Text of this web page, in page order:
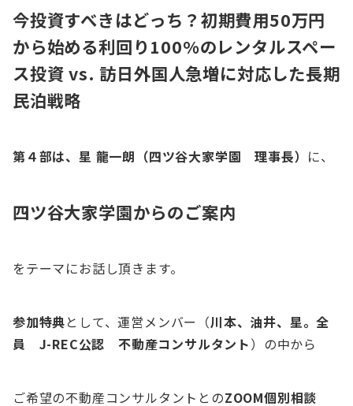
今投資すべきはどっち？初期費用50万円
から始める利回り100%のレンタルスペー
ス投資 vs. 訪日外国人急増に対応した長期
民泊戦略
第４部は、星 龍一朗（四ツ谷大家学園 理事長） に、
四ツ谷大家学園からのご案内
をテーマにお話し頂きます。
参加特典として、運営メンバー（川本、油井、星。全
員 J-REC公認 不動産コンサルタント）の中から
ご希望の不動産コンサルタントとのZOOM個別相談